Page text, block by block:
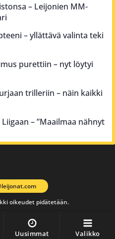
Uusimmat Valikko
– Leijonien MM-
– yllättävä valinta teki
purettiin – nyt löytyi
trilleriin – näin kaikki
– ”Maailmaa nähnyt
oikeudet pidätetään.